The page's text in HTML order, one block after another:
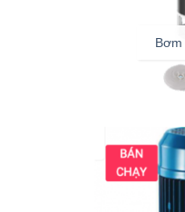
Bơm